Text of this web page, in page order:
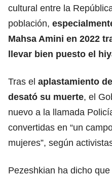
cultural entre la
población,
Mahsa Amini en 2022
llevar bien puesto el
Tras el aplastamiento
desató su muerte, el
nuevo a la llamada
convertidas en “un
mujeres”, según
Pezeshkian ha dicho